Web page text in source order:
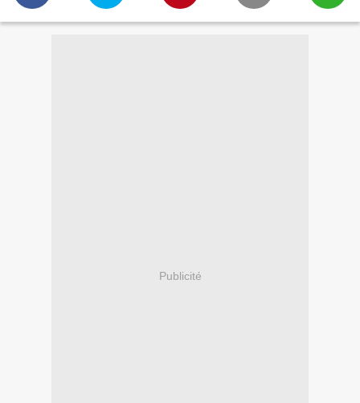
Publicité